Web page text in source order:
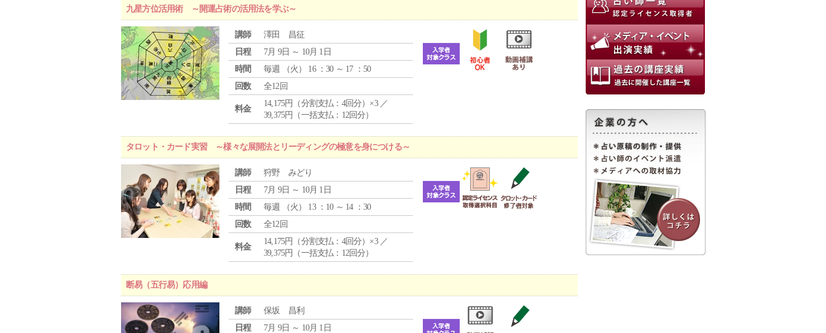
九星方位活用術 ～開運占術の活用法を学ぶ～
講師
澤田 昌征
日程
7月 9日 ～ 10月 1日
時間
毎週 （火 ） 16 ：30 ～ 17 ：50
回数
全12回
料金
14,175円（分割支払：4回分）×3 ／
39,375円（一括支払：12回分）
タロット・カード実習 ～様々な展開法とリーディングの極意を身につける～
講師
狩野 みどり
日程
7月 9日 ～ 10月 1日
時間
毎週 （火 ） 13 ：10 ～ 14 ：30
回数
全12回
料金
14,175円（分割支払：4回分）×3 ／
39,375円（一括支払：12回分）
断易（五行易）応用編
講師
保坂 昌利
日程
7月 9日 ～ 10月 1日